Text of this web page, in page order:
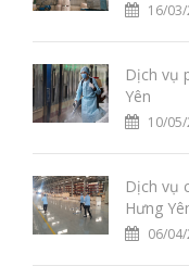
16/
Dịch vụ
Yên
10/05/
Dịch vụ
Hưng
06/04/